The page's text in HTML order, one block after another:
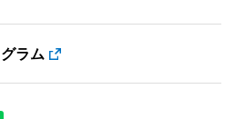
ラム